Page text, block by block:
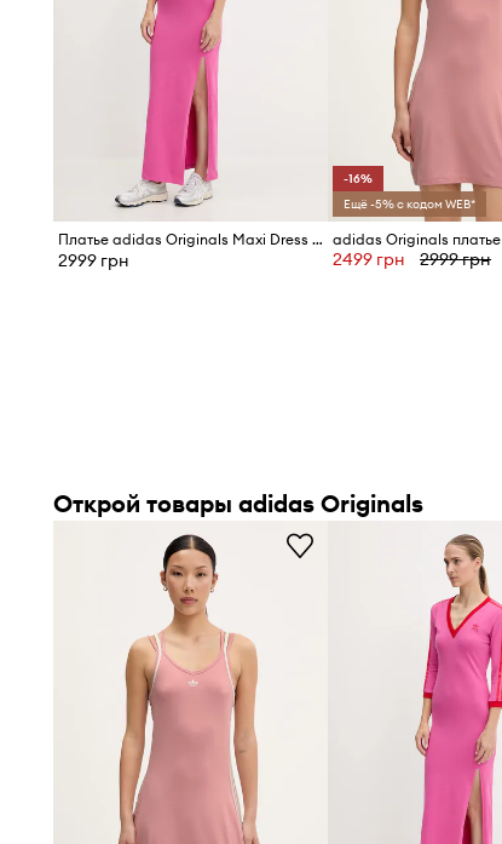
Платье adidas Originals Maxi Dress V
2999 грн
-16%
Ещё -5% с кодом WEB*
adidas Originals платье
2499 грн 2999 грн
Открой товары adidas Originals